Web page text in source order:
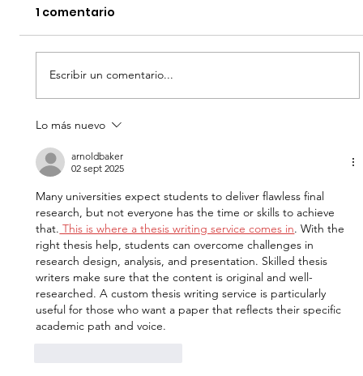
CURIOSOS por LIZ GIL
1 comentario
Escribir un comentario...
Lo más nuevo
arnoldbaker
02 sept 2025
Many universities expect students to deliver flawless final
research, but not everyone has the time or skills to achieve
that. This is where a thesis writing service comes in. With the
right thesis help, students can overcome challenges in
research design, analysis, and presentation. Skilled thesis
writers make sure that the content is original and well-
researched. A custom thesis writing service is particularly
useful for those who want a paper that reflects their specific
academic path and voice.